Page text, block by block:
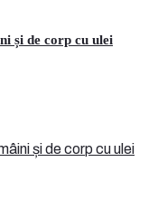
și de corp cu ulei